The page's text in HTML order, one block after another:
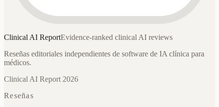
Clinical AI ReportEvidence-ranked clinical AI reviews
Reseñas editoriales independientes de software de IA clínica para
médicos.
Clinical AI Report 2026
Reseñas